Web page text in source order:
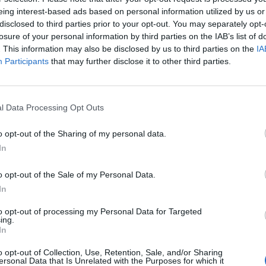
interest-based ads based on personal information utilized by us
to third parties prior to your opt-out. You may separately
of your personal information by third parties on the IAB’s list of
This information may also be disclosed by us to third parties on the
Participants that may further disclose it to other third parties.
Data Processing Opt Outs
opt-out of the Sharing of my personal data.
opt-out of the Sale of my Personal Data.
opt-out of processing my Personal Data for Targeted
opt-out of Collection, Use, Retention, Sale, and/or Sharing
Data that Is Unrelated with the Purposes for which it
Obama ha usato toni apertamente
sottolineare di «rifiutare la politica
badi a se stesso» degli avversari
che, con tagli fiscali per i ricchi e
sociale per gli altri, «ha provocato
recupero, ma non siamo ancora fuori
troviamo di fronte ad un momento
la classe media, per tutti quelli che
di essere, o non essere, un paese in cui
riesce a crescere una famiglia,
sicura. È questa la sfida centrale
era». I repubblicani hanno
sottolineando come non siano stati
Trump, Meloni e la strategia